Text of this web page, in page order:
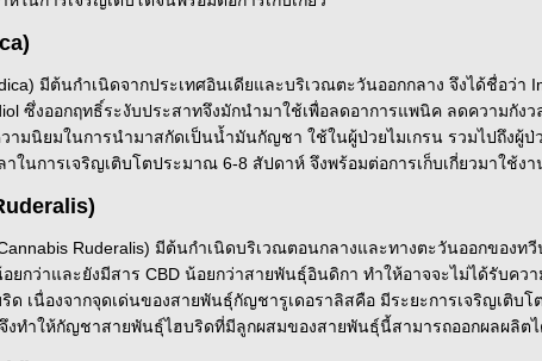
มีต้นกำเนิดจากประเทศอินเดียและบริเวณตะวันออกกลาง จึงได้ชื่อว่
ซึ่งออกฤทธิ์ระงับประสาทจึงมักนำมาใช้เพื่อลดอาการแพนิค ลดความกั
ามนิยมในการนำมาสกัดเป็นน้ำมันกัญชา ใช้ในผู้ป่วยไมเกรน รวมไปถึงผู้
ในการเจริญเติบโตประมาณ 6-8 สัปดาห์ จึงพร้อมต่อการเก็บเกี่ยวมาใช้งา
Ruderalis) มีต้นกำเนิดบริเวณตอนกลางและทางตะวันออกของ
ยกว่าและยังมีสาร CBD น้อยกว่าสายพันธุ์อินดิกา ทำให้อาจจะไม่ได้รับ
เนื่องจากจุดเด่นของสายพันธุ์กัญชารูเดอราลิสคือ มีระยะการเจริญเติบ
งทำให้กัญชาสายพันธุ์ไฮบริดที่มีลูกผสมของสายพันธุ์นี้สามารถออกผลผลิต